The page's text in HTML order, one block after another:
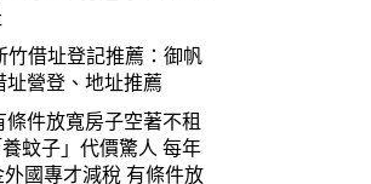
竹借址登記推薦：御帆
址營登、地址推薦
件放寬房子空著不租
蚊子」代價驚人 每年
國專才減稅 有條件放